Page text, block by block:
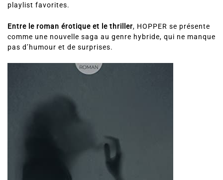
playlist favorites.
Entre le roman érotique et le thriller, HOPPER se présente
comme une nouvelle saga au genre hybride, qui ne manque
pas d’humour et de surprises.